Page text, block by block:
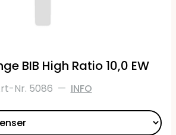
BIB High Ratio 10,0 EW
Nr. 5086 — INFO